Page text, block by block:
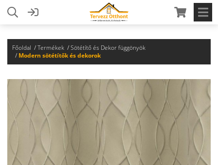
Főoldal Termékek
Sötétítő és Dekor függönyök
Modern sötétítők és dekorok